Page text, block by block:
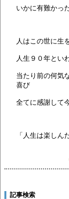
いかに有難かっ
人はこの世に生
人生９０年とい
当たり前の何気
喜び
全てに感謝して
「人生は楽しん
記事検索